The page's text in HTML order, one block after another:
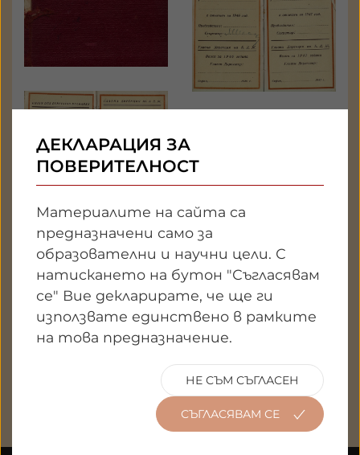
1
ДЕКЛАРАЦИЯ ЗА
ПОВЕРИТЕЛНОСТ
Материалите на сайта са
предназначени само за
образователни и научни цели. С
натискането на бутон "Съгласявам
се" Вие декларирате, че ще ги
използвате единствено в рамките
на това предназначение.
НЕ СЪМ СЪГЛАСЕН
СЪГЛАСЯВАМ СЕ